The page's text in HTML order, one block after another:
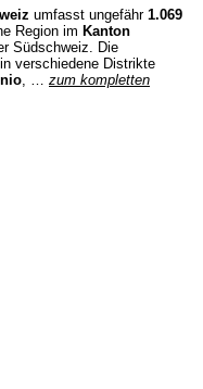
umfasst ungefähr 1.069
Region im Kanton
Südschweiz. Die
verschiedene Distrikte
, … zum kompletten